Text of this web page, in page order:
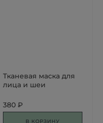
Тканевая маска для
лица и шеи
380 ₽
В КОРЗИНУ